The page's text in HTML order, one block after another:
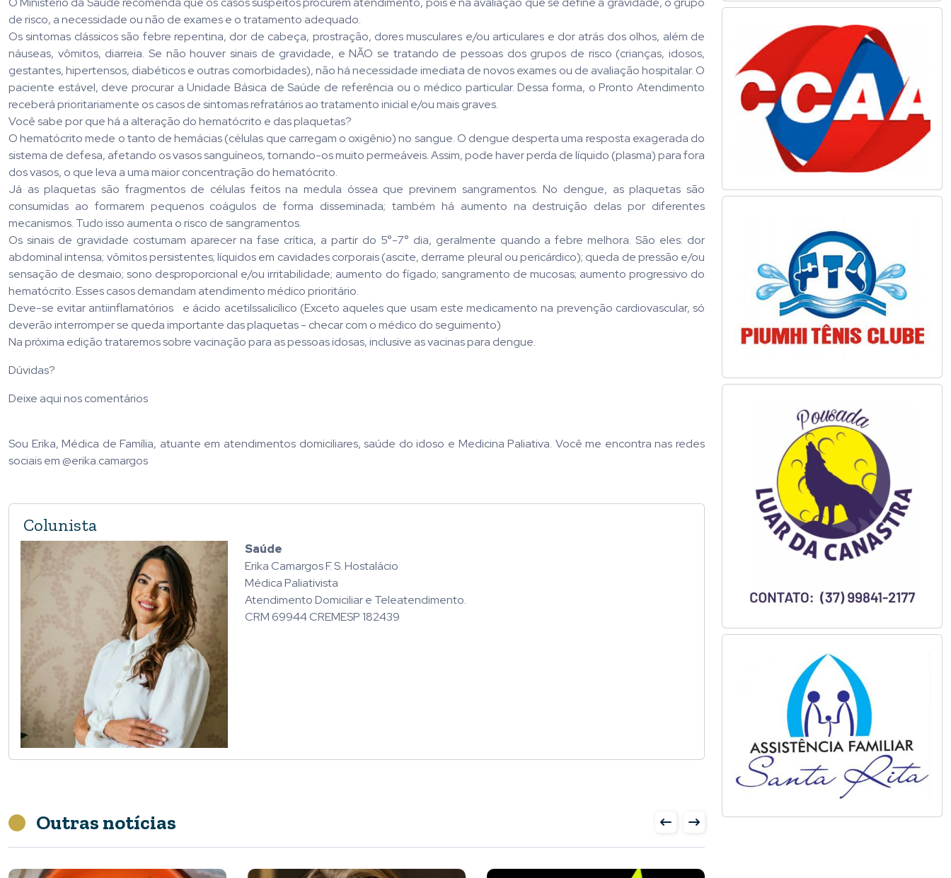
de risco, a necessidade ou não de exames e o tratamento adequado.
Os sintomas clássicos são febre repentina, dor de cabeça, prostração, dores musculares e/ou articulares e dor atrás dos olhos, além de
náuseas, vômitos, diarreia. Se não houver sinais de gravidade, e NÃO se tratando de pessoas dos grupos de risco (crianças, idosos,
gestantes, hipertensos, diabéticos e outras comorbidades), não há necessidade imediata de novos exames ou de avaliação hospitalar. O
paciente estável, deve procurar a Unidade Básica de Saúde de referência ou o médico particular. Dessa forma, o Pronto Atendimento
receberá prioritariamente os casos de sintomas refratários ao tratamento inicial e/ou mais graves.
Você sabe por que há a alteração do hematócrito e das plaquetas?
O hematócrito mede o tanto de hemácias (células que carregam o oxigênio) no sangue. O dengue desperta uma resposta exagerada do
sistema de defesa, afetando os vasos sanguíneos, tornando-os muito permeáveis. Assim, pode haver perda de líquido (plasma) para fora
dos vasos, o que leva a uma maior concentração do hematócrito.
Já as plaquetas são fragmentos de células feitos na medula óssea que previnem sangramentos. No dengue, as plaquetas são
consumidas ao formarem pequenos coágulos de forma disseminada; também há aumento na destruição delas por diferentes
mecanismos. Tudo isso aumenta o risco de sangramentos.
Os sinais de gravidade costumam aparecer na fase crítica, a partir do 5°-7° dia, geralmente quando a febre melhora. São eles: dor
abdominal intensa; vômitos persistentes; líquidos em cavidades corporais (ascite, derrame pleural ou pericárdico); queda de pressão e/ou
sensação de desmaio; sono desproporcional e/ou irritabilidade; aumento do fígado; sangramento de mucosas; aumento progressivo do
hematócrito. Esses casos demandam atendimento médico prioritário.
Deve-se evitar antiinflamatórios e ácido acetilssalicílico (Exceto aqueles que usam este medicamento na prevenção cardiovascular, só
deverão interromper se queda importante das plaquetas - checar com o médico do seguimento)
Na próxima edição trataremos sobre vacinação para as pessoas idosas, inclusive as vacinas para dengue.
Dúvidas?
Deixe aqui nos comentários
Sou Erika, Médica de Família, atuante em atendimentos domiciliares, saúde do idoso e Medicina Paliativa. Você me encontra nas redes
sociais em @erika.camargos
Colunista
Saúde
Erika Camargos F. S. Hostalácio
Médica Paliativista
Atendimento Domiciliar e Teleatendimento.
CRM 69944 CREMESP 182439
Outras notícias